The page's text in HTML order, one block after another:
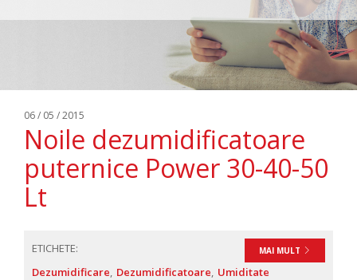
Cauta
06 / 05 / 2015
Noile dezumidificatoare
puternice Power 30-40-50
Lt
MAI MULT
ETICHETE:
Dezumidificare Dezumidificatoare Umiditate